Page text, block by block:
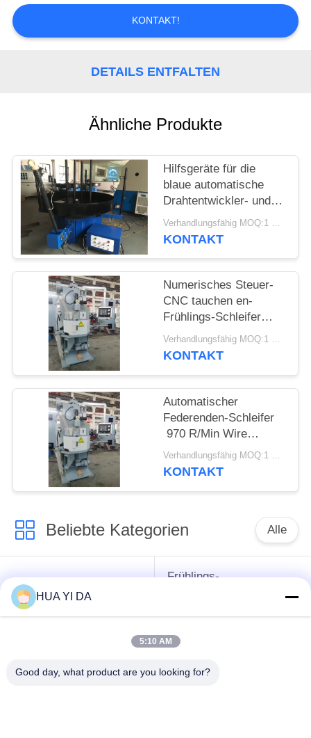
FORDERN
PRIVACY
POLICY
KONTAKT!
DETAILS ENTFALTEN
Ähnliche Produkte
Hilfsgeräte für die
blaue automatische
Drahtentwickler- und
FederwicklermaschineVerhandlungsfähig MOQ:1 Satz
KONTAKT
Numerisches Steuer-
CNC tauchen en-
Frühlings-Schleifer
Grinding Machine auf Verhandlungsfähig MOQ:1 Satz
KONTAKT
Automatischer
Federenden-Schleifer
970 R/Min Wire
Grinding Machine
Verhandlungsfähig MOQ:1 Satz
KONTAKT
Beliebte Kategorien Alle
cnc-
Frühlingsmaschine
Frühlings-
Druckfeder-Maschine
Frühlings-
verbiegende
HUA YI DA
5:10 AM
Good day, what product are you looking for?